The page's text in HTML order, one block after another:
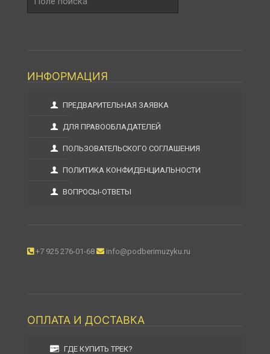
поиска
ИНФОРМАЦИЯ
ПРЕДВАРИТЕЛЬНАЯ ЗАЯВКА
ДЛЯ ПРАВООБЛАДАТЕЛЕЙ
ПОЛЬЗОВАТЕЛЬСКОГО СОГЛАШЕНИЯ
ПОЛИТИКА КОНФИДЕНЦИАЛЬНОСТИ
ВОПРОСЫ-ОТВЕТЫ
+7 925 276-01-68 info@podberimuzyku.ru
ОПЛАТА И ДОСТАВКА
ГДЕ КУПИТЬ ТРЕК?